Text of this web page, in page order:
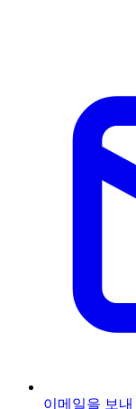
이메일을 보내